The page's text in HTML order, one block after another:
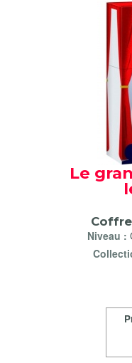
Le
Niveau :